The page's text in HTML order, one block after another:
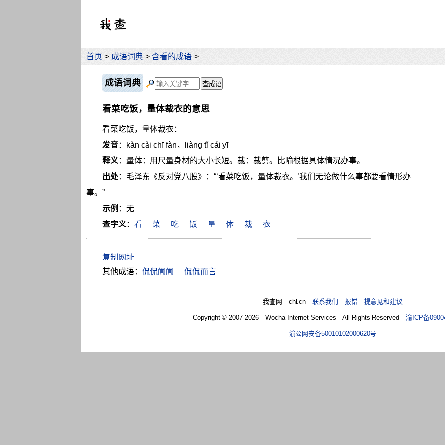
首页 > 成语词典 > 含看的成语 >
成语词典
看菜吃饭，量体裁衣的意思
看菜吃饭，量体裁衣：
发音：kàn cài chī fàn，liàng tǐ cái yī
释义：量体：用尺量身材的大小长短。裁：裁剪。比喻根据具体情况办事。
出处：毛泽东《反对党八股》：“‘看菜吃饭，量体裁衣。’我们无论做什么事都要看情形办
事。”
示例 ：无
查字义： 看 菜 吃 饭 量 体 裁 衣
其他成语： 侃侃訚訚 侃侃而言
我查网 chl.cn联系我们 报错 提意见和建议
Copyright © 2007-2026 Wocha Internet Services All Rights Reserved渝ICP备
渝公网安备50010102000620号